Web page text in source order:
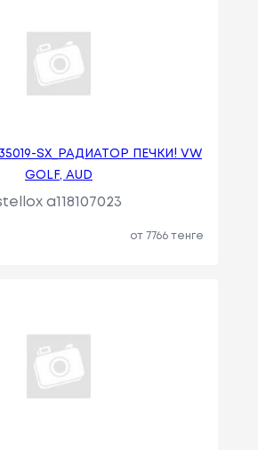
35019-SX_РАДИАТОР ПЕЧКИ! VW
GOLF, AUD
a118107023
от 7766 тенге